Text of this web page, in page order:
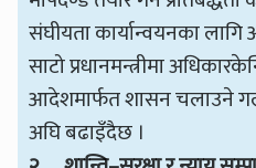
संघीयता कार्यान्वयनका
साटो प्रधानमन्त्रीमा
आदेशमार्फत शासन चलाउने
अघि बढाइँदैछ ।